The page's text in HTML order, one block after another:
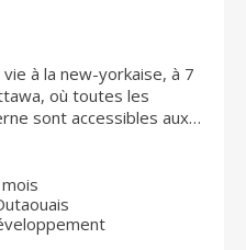
à la new-yorkaise, à 7
où toutes les
sont accessibles aux
des résidences de
urbain et exclusif. De
Le District (restaurant
étage du Club,
convivial où